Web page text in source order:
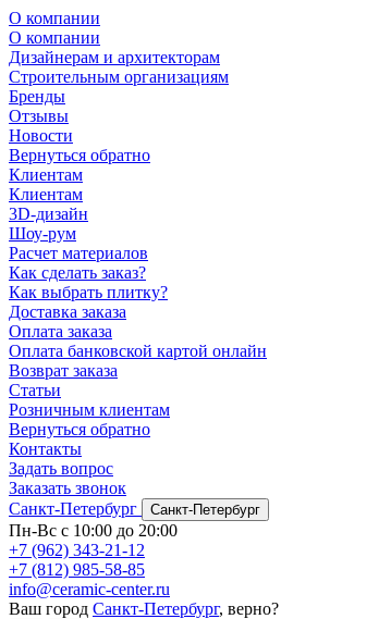
О компании
О компании
Дизайнерам и архитекторам
Строительным организациям
Бренды
Отзывы
Новости
Вернуться обратно
Клиентам
Клиентам
3D-дизайн
Шоу-рум
Расчет материалов
Как сделать заказ?
Как выбрать плитку?
Доставка заказа
Оплата заказа
Оплата банковской картой онлайн
Возврат заказа
Статьи
Розничным клиентам
Вернуться обратно
Контакты
Задать вопрос
Заказать звонок
Санкт-Петербург
Санкт-Петербург
Пн-Вс с 10:00 до 20:00
+7 (962) 343-21-12
+7 (812) 985-58-85
info@ceramic-center.ru
Ваш город Санкт-Петербург, верно?